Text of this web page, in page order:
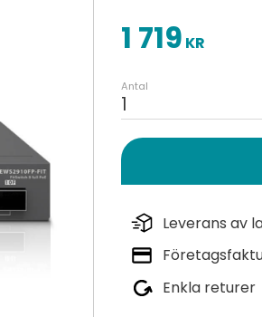
1 719 KR
Antal
Leverans av
Enkla returer